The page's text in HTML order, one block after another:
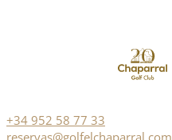
+34 952 58 77 33
reservas@golfelchaparral.com